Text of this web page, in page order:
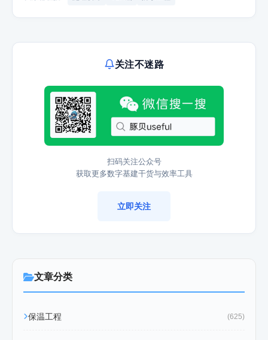
关注不迷路
扫码关注公众号
获取更多数字基建干货与效率工具
立即关注
文章分类
保温工程 (625)